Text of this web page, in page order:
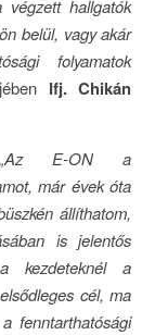
hallgatók
belül, vagy akár
folyamatok
Ifj. Chikán
„Az E-ON a
már évek óta
állíthatom,
is jelentős
kezdeteknél a
cél, ma
fenntarthatósági